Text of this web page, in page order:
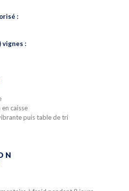
:
vignes :
caisse
puis table de tri